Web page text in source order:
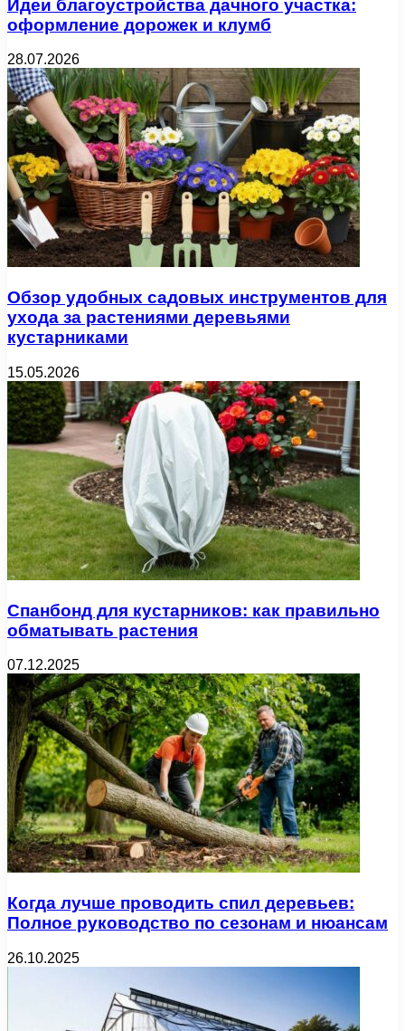
Идеи благоустройства дачного участка:
оформление дорожек и клумб
28.07.2026
Обзор удобных садовых инструментов для
ухода за растениями деревьями
кустарниками
15.05.2026
Спанбонд для кустарников: как правильно
обматывать растения
07.12.2025
Когда лучше проводить спил деревьев:
Полное руководство по сезонам и нюансам
26.10.2025